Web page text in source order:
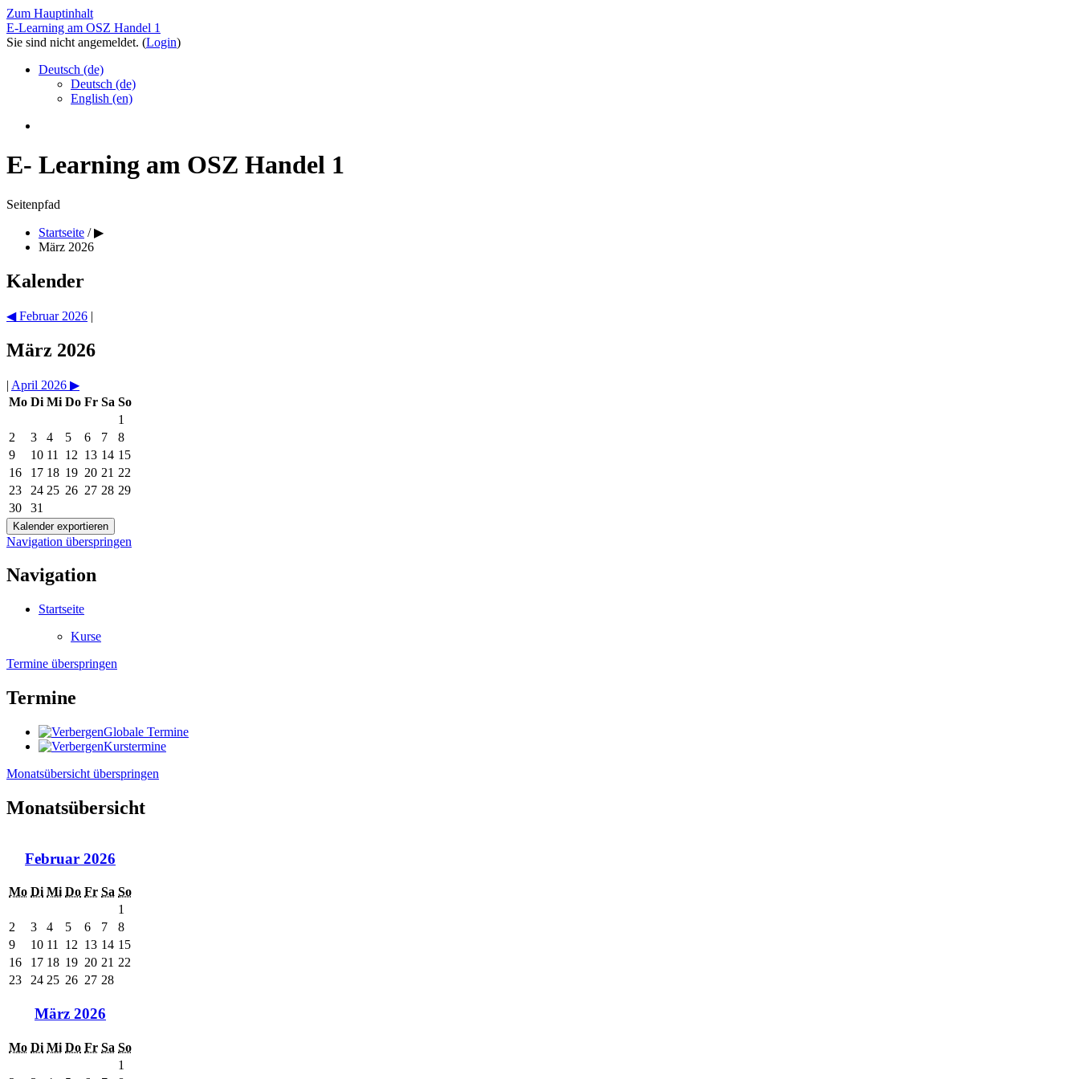
Zum Hauptinhalt
E-Learning am OSZ Handel 1
Sie sind nicht angemeldet. (Login)
Deutsch ‎(de)‎
Deutsch ‎(de)‎
English ‎(en)‎
E- Learning am OSZ Handel 1
Seitenpfad
Startseite / ▶︎
März 2026
Kalender
◀︎ Februar 2026 |
März 2026
| April 2026 ▶︎
Mo Di Mi Do Fr Sa So
1
2
3 4 5 6 7
8
9
10 11 12 13 14 15
16
17 18 19 20 21 22
23
24 25 26 27 28 29
30
31
Navigation überspringen
Navigation
Startseite
Kurse
Termine überspringen
Termine
Globale Termine
Kurstermine
Monatsübersicht überspringen
Monatsübersicht
Februar 2026
Mo Di Mi Do Fr Sa So
1
2
3 4 5 6 7
8
9
10 11 12 13 14 15
16
17 18 19 20 21 22
23
24 25 26 27 28
März 2026
Mo Di Mi Do Fr Sa So
1